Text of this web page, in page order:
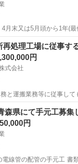
請けがするので個人負担の
駅 その他 足場
再処理工場に従事す
円
式会社
業務等に従事しても らいます！ ・
ぎてから正社員になり
ます ・【給与(正社員)】 ...
他
森県にて手元工募集
円
の手元工 書類提出約1ヶ月後入